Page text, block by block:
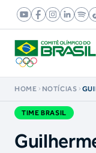
HOME NOTÍCIAS
TIME BRASIL